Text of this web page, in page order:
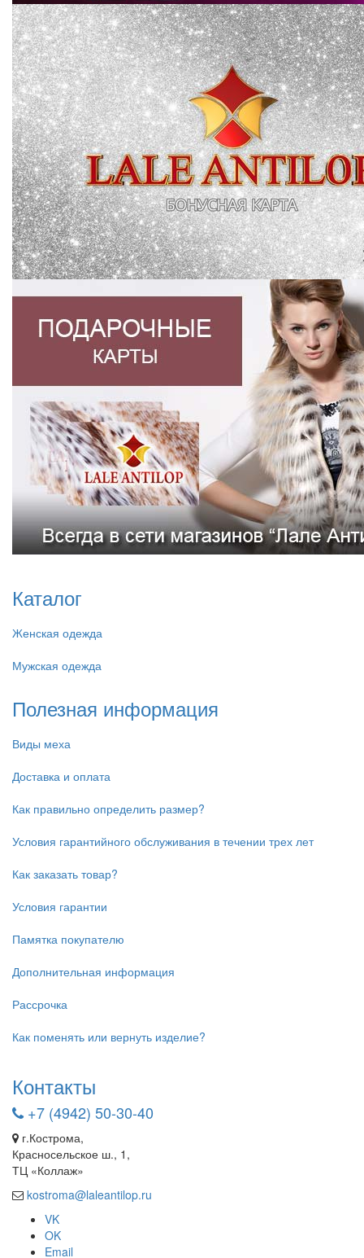
Каталог
Женская одежда
Мужская одежда
Полезная информация
Виды меха
Доставка и оплата
Как правильно определить размер?
Условия гарантийного обслуживания в течении трех лет
Как заказать товар?
Условия гарантии
Памятка покупателю
Дополнительная информация
Рассрочка
Как поменять или вернуть изделие?
Контакты
+7 (4942) 50-30-40
г.Кострома,
Красносельское ш., 1,
ТЦ «Коллаж»
kostroma@laleantilop.ru
VK
OK
Email